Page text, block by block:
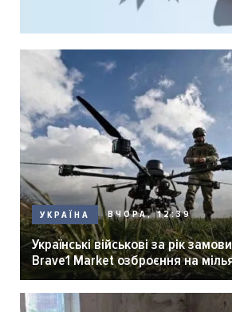
УКРАЇНА ВЧОРА, 12:39
Українські військові за рік
Brave1 Market озброєння на